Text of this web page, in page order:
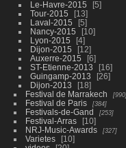
Le-Havre-2015
5
Tour-2015
13
Laval-2015
5
Nancy-2015
10
Lyon-2015
4
Dijon-2015
12
Auxerre-2015
6
ST-Etienne-2013
16
Guingamp-2013
26
Dijon-2013
18
Festival de Marrakech
990
Festival de Paris 384
Festivals-de-Gand 253
Festival-Arras
10
NRJ-Music-Awards
327
Varietes
10